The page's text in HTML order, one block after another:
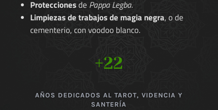
Proteccionesde Pappa Legba.
Limpiezas de trabajos de magia negra, o de
cementerio, con voodoo blanco.
+22
AÑOS DEDICADOS AL TAROT, VIDENCIA Y
SANTERÍA